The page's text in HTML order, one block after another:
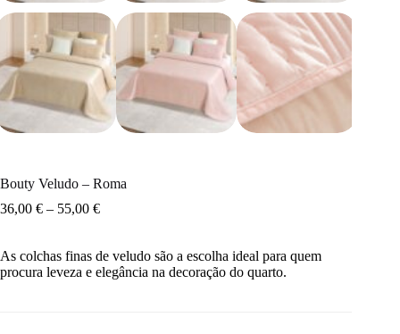
Bouty Veludo – Roma
36,00 € – 55,00 €
As colchas finas de veludo são a escolha ideal para quem
procura leveza e elegância na decoração do quarto.